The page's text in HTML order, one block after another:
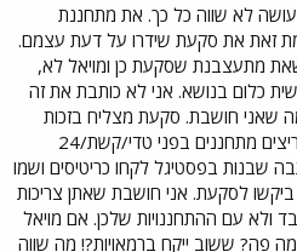
לא שווה כל כך. את מתחננת
זאת את סקעת שידרו על דעת עצמם.
מתעצבנת שסקעת כן ומויאל לא,
כלום בנושא. אני לא כותבת את זה
שאני חושבת. סקעת מצליח בזכות
עצמו ולא בגלל שהמעריצים מתחננים בפני טדי/קשת/24
שבנות בפסטיגל לקחו כריטיסים ושמו
לסקעת. אני חושבת שאתן צריכות
ולא עם ההתחננויות שלכן. אם מויאל
פה? ששוב ייקח ברמאויות?! מה שווה